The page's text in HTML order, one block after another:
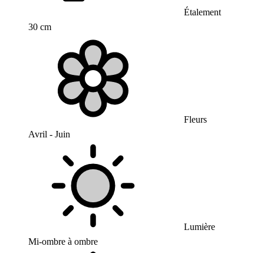
Étalement
30 cm
Fleurs
Avril - Juin
Lumière
Mi-ombre à ombre